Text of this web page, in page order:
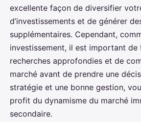
excellente façon de diversifier
d’investissements et de générer
supplémentaires. Cependant,
investissement, il est important de
recherches approfondies et de
marché avant de prendre une
stratégie et une bonne gestion,
profit du dynamisme du marché
secondaire.